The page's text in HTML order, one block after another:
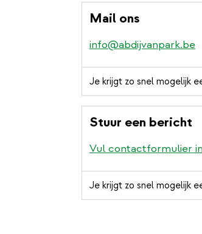
Mail ons
info@abdijvanpark.be
Je krijgt zo snel mogelijk
Stuur een bericht
Vul contactformulier in
Je krijgt zo snel mogelijk